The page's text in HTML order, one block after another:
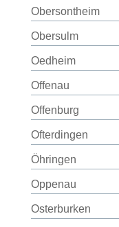
Obersontheim
Obersulm
Oedheim
Offenau
Offenburg
Ofterdingen
Öhringen
Oppenau
Osterburken